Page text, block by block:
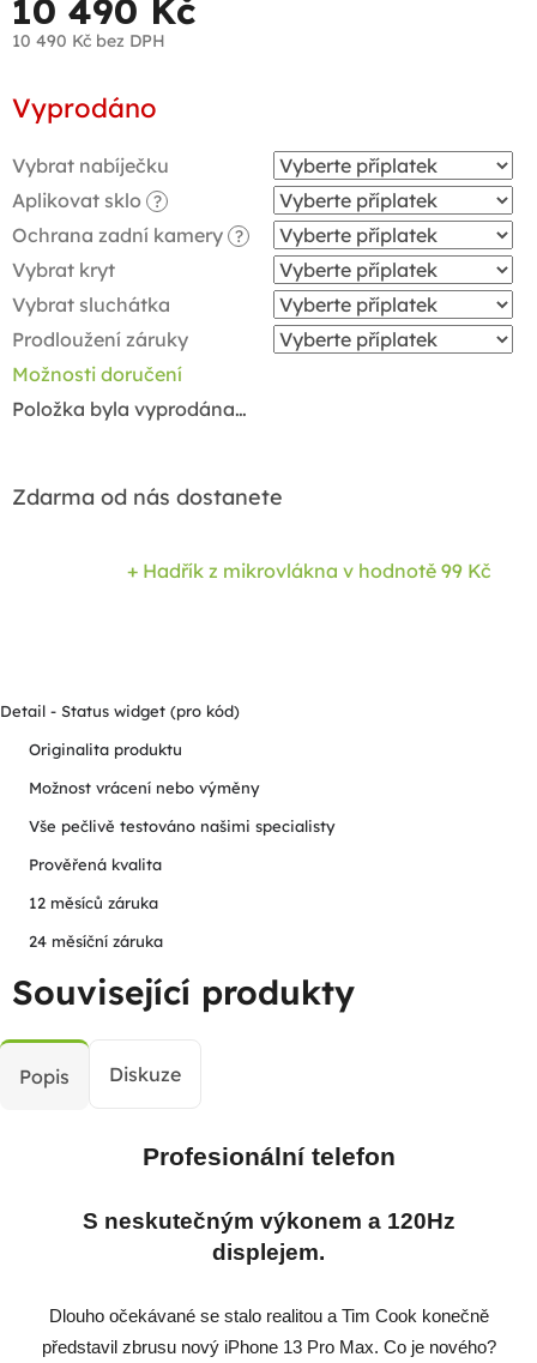
10 490 Kč
10 490 Kč bez DPH
cena:
Vyprodáno
Vybrat nabíječku
Aplikovat sklo
?
Ochrana zadní kamery ?
Vybrat kryt
Vybrat sluchátka
Prodloužení záruky
Možnosti doručení
Položka byla vyprodána…
Zdarma od nás dostanete
+ Hadřík z mikrovlákna v hodnotě 99 Kč
Detail - Status widget (pro kód)
Originalita produktu
Možnost vrácení nebo výměny
Vše pečlivě testováno našimi specialisty
Prověřená kvalita
12 měsíců záruka
24 měsíční záruka
Související produkty
Popis Diskuze
Profesionální telefon
S neskutečným výkonem a 120Hz
displejem.
Dlouho očekávané se stalo realitou a Tim Cook konečně
představil zbrusu nový iPhone 13 Pro Max. Co je nového?